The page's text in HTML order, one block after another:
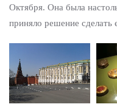
Октября. Она была
приняло решение сделать